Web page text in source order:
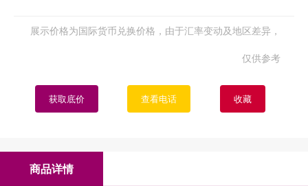
展示价格为国际货币兑换价格，由于汇率变动及地区差异，
仅供参考
获取底价 查看电话 收藏
商品详情